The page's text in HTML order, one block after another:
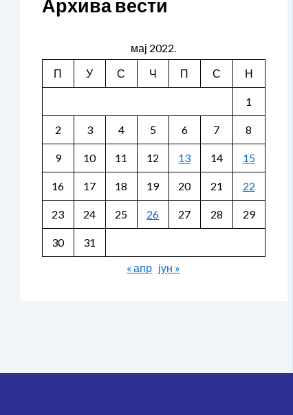
Архива вести
мај 2022.
П
У С Ч П С Н
1
2 3 4 5 6 7 8
9 10 11 12 13 14 15
16 17 18 19 20 21 22
23 24 25 26 27 28 29
30
31
« апр јун »